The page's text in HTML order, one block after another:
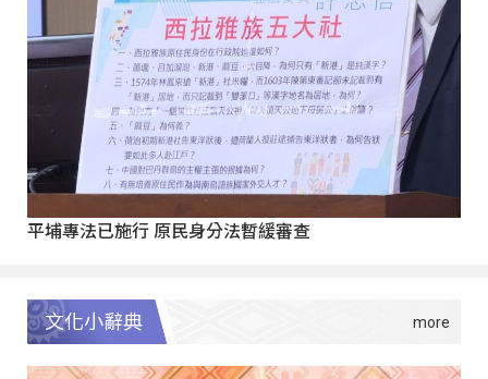
平埔專法已施行 原民身分法暫緩審查
文化小辭典